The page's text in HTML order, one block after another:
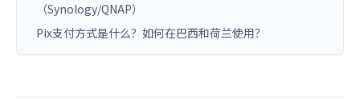
（Synology/QNAP）
Pix支付方式是什么？如何在巴西和荷兰使用？